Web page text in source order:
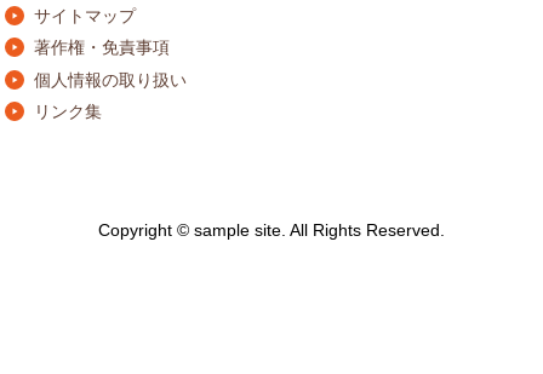
サイトマップ
著作権・免責事項
個人情報の取り扱い
リンク集
Copyright © sample site. All Rights Reserved.